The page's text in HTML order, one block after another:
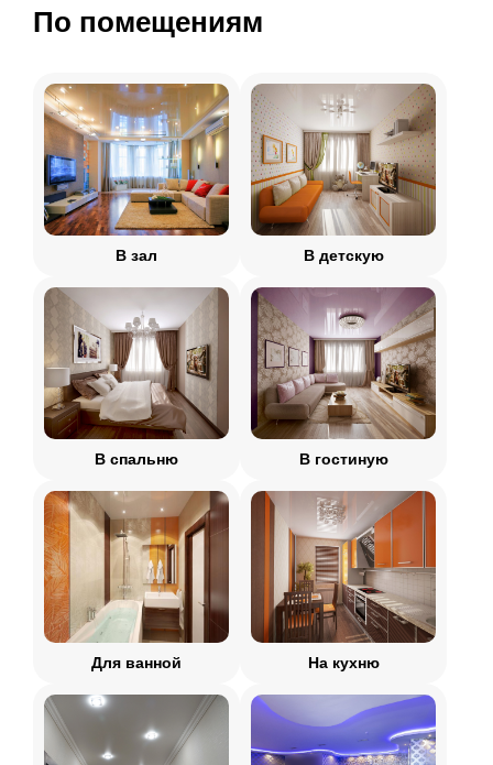
По помещениям
В зал В детскую
В спальню В гостиную
Для ванной На кухню